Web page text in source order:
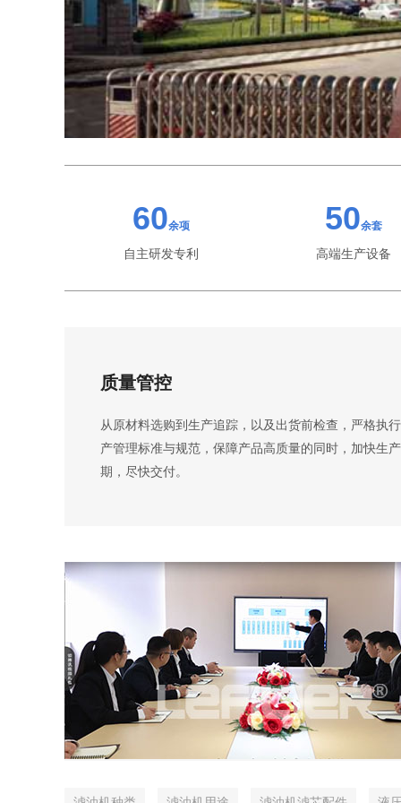
60余项
自主研发专利
50余套
高端生产设备
质量管控
从原材料选购到生产追踪，以及出货前检查，严格执
产管理标准与规范，保障产品高质量的同时，加快生
期，尽快交付。